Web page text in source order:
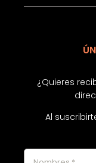
¿Quieres
Al